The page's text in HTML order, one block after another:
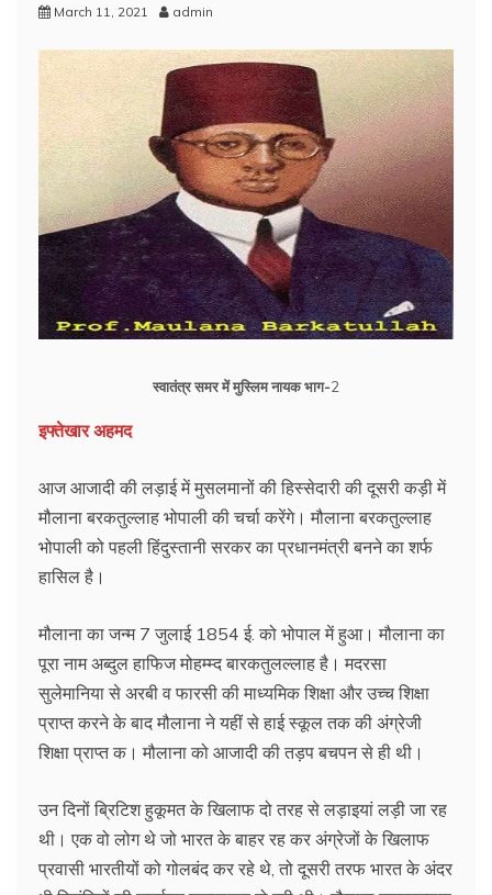
March 11, 2021 admin
स्वातंत्र समर में मुस्लिम नायक भाग-2
इफ्तेखार अहमद
आज आजादी की लड़ाई में मुसलमानों की हिस्सेदारी की दूसरी कड़ी में
मौलाना बरकतुल्लाह भोपाली की चर्चा करेंगे। मौलाना बरकतुल्लाह
भोपाली को पहली हिंदुस्तानी सरकर का प्रधानमंत्री बनने का शर्फ
हासिल है।
मौलाना का जन्म 7 जुलाई 1854 ई. को भोपाल में हुआ। मौलाना का
पूरा नाम अब्दुल हाफिज मोहम्म्द बारकतुलल्लाह है। मदरसा
सुलेमानिया से अरबी व फारसी की माध्यमिक शिक्षा और उच्च शिक्षा
प्राप्त करने के बाद मौलाना ने यहीं से हाई स्कूल तक की अंग्रेजी
शिक्षा प्राप्त क। मौलाना को आजादी की तड़प बचपन से ही थी।
उन दिनों ब्रिटिश हुकूमत के खिलाफ दो तरह से लड़ाइयां लड़ी जा रह
थी। एक वो लोग थे जो भारत के बाहर रह कर अंग्रेजों के खिलाफ
प्रवासी भारतीयों को गोलबंद कर रहे थे, तो दूसरी तरफ भारत के अंदर